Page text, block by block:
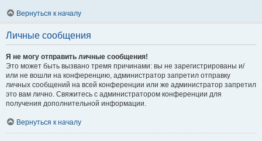
Вернуться к началу
Личные сообщения
Я не могу отправить личные сообщения!
Это может быть вызвано тремя причинами: вы не зарегистрированы и/
или не вошли на конференцию, администратор запретил отправку
личных сообщений на всей конференции или же администратор запретил
это вам лично. Свяжитесь с администратором конференции для
получения дополнительной информации.
Вернуться к началу